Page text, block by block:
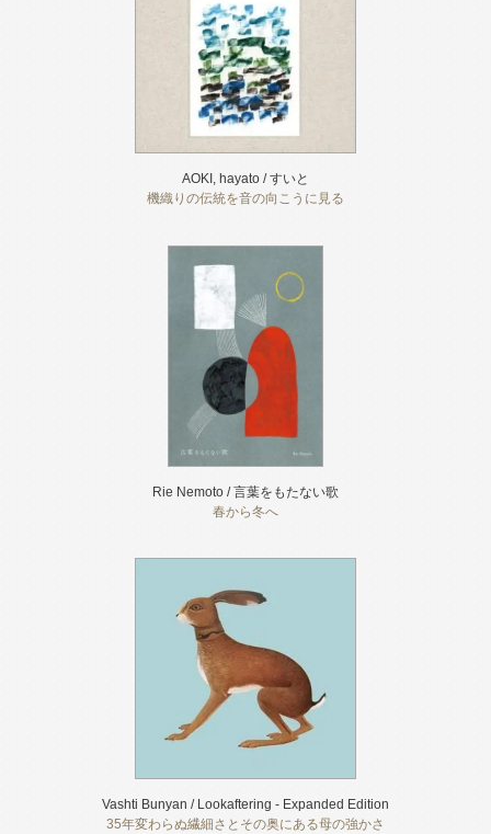
AOKI, hayato / すいと
機織りの伝統を音の向こうに見る
Rie Nemoto / 言葉をもたない歌
春から冬へ
Vashti Bunyan / Lookaftering - Expanded Edition
35年変わらぬ繊細さとその奥にある母の強かさ